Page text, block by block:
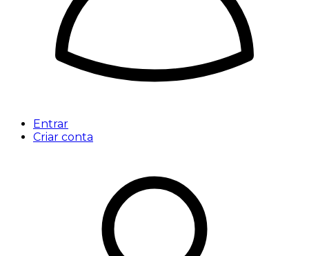
Entrar
Criar conta